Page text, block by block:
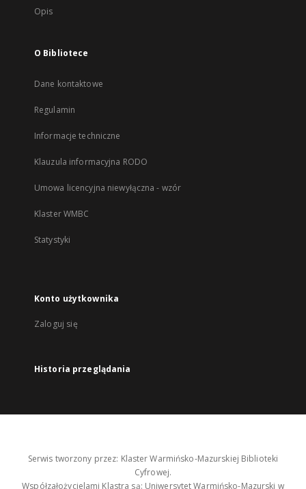
Opis
O Bibliotece
Dane kontaktowe
Regulamin
Informacje techniczne
Klauzula informacyjna RODO
Umowa licencyjna niewyłączna - wzór
Klaster WMBC
Statystyki
Konto użytkownika
Zaloguj się
Historia przeglądania
Serwis tworzony przez: Klaster Warmińsko-Mazurskiej Biblioteki
Cyfrowej.
Współzałożycielami Klastra są: Uniwersytet Warmińsko-Mazurski w